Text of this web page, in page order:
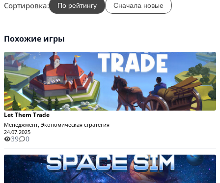
Сортировка: По рейтингу Сначала новые
Похожие игры
Let Them Trade
Менеджмент, Экономическая стратегия
24.07.2025
39 0